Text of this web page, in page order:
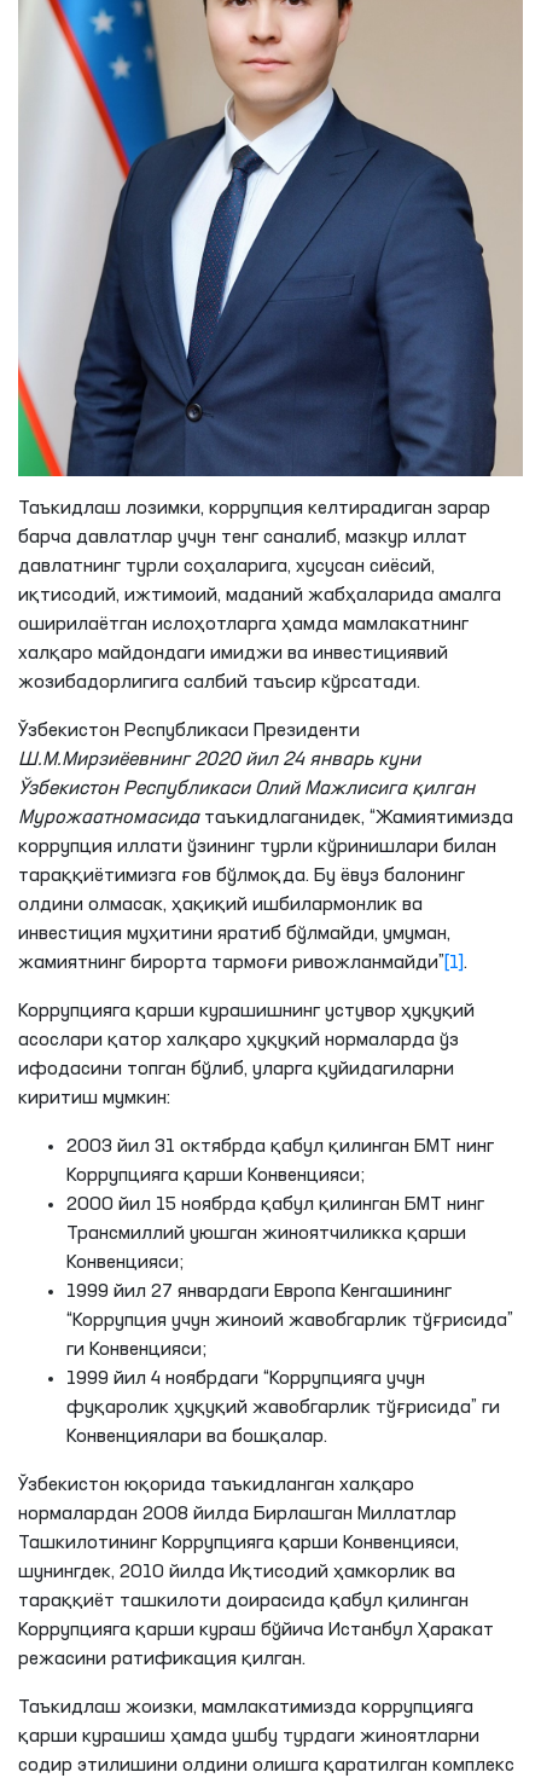
Таъкидлаш лозимки, коррупция келтирадиган зарар
барча давлатлар учун тенг саналиб, мазкур иллат
давлатнинг турли соҳаларига, хусусан сиёсий,
иқтисодий, ижтимоий, маданий жабҳаларида амалга
оширилаётган ислоҳотларга ҳамда мамлакатнинг
халқаро майдондаги имиджи ва инвестициявий
жозибадорлигига салбий таъсир кўрсатади.
Ўзбекистон Республикаси Президенти
Ш.М.Мирзиёевнинг 2020 йил 24 январькуни
Ўзбекистон Республикаси Олий Мажлисига қилган
Мурожаатномасидатаъкидлаганидек, “Жамиятимизда
коррупция иллати ўзининг турли кўринишлари билан
тараққиётимизга ғов бўлмоқда. Бу ёвуз балонинг
олдини олмасак, ҳақиқий ишбилармонлик ва
инвестиция муҳитини яратиб бўлмайди, умуман,
жамиятнинг бирорта тармоғи ривожланмайди” [1] .
Коррупцияга қарши курашишнинг устувор ҳуқуқий
асослари қатор халқаро ҳуқуқий нормаларда ўз
ифодасини топган бўлиб, уларга қуйидагиларни
киритиш мумкин:
2003 йил 31 октябрда қабул қилинган БМТ нинг
Коррупцияга қарши Конвенцияси;
2000 йил 15 ноябрда қабул қилинган БМТ нинг
Трансмиллий уюшган жиноятчиликка қарши
Конвенцияси;
1999 йил 27 январдаги Европа Кенгашининг
“Коррупция учун жиноий жавобгарлик тўғрисида”
ги Конвенцияси;
1999 йил 4 ноябрдаги “Коррупцияга учун
фуқаролик ҳуқуқий жавобгарлик тўғрисида” ги
Конвенциялари ва бошқалар.
Ўзбекистон юқорида таъкидланган халқаро
нормалардан 2008 йилда Бирлашган Миллатлар
Ташкилотининг Коррупцияга қарши Конвенцияси,
шунингдек, 2010 йилда Иқтисодий ҳамкорлик ва
тараққиёт ташкилоти доирасида қабул қилинган
Коррупцияга қарши кураш бўйича Истанбул Ҳаракат
режасини ратификация қилган.
Таъкидлаш жоизки, мамлакатимизда коррупцияга
қарши курашиш ҳамда ушбу турдаги жиноятларни
содир этилишини олдини олишга қаратилган комплекс